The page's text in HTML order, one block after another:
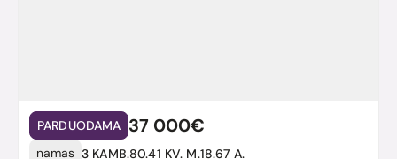
PARDUODAMA 37 000€
namas 3 KAMB.80.41 KV. M.18.67 A.